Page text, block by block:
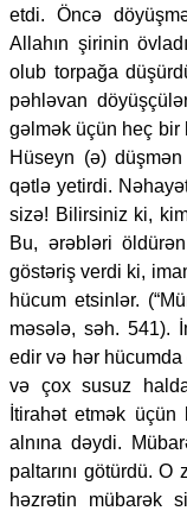
etdi. Öncə
Allahın şirinin
olub torpağa
pəhləvan
gəlmək üçün heç bir
Hüseyn (ə)
qətlə yetirdi.
sizə! Bilirsiniz ki,
Bu, ərəbləri
göstəriş verdi ki,
hücum etsinlər.
məsələ, səh. 541).
edir və hər
və çox susuz
İtirahət etmək üçün
alnına dəydi.
paltarını götürdü.
həzrətin mübarək